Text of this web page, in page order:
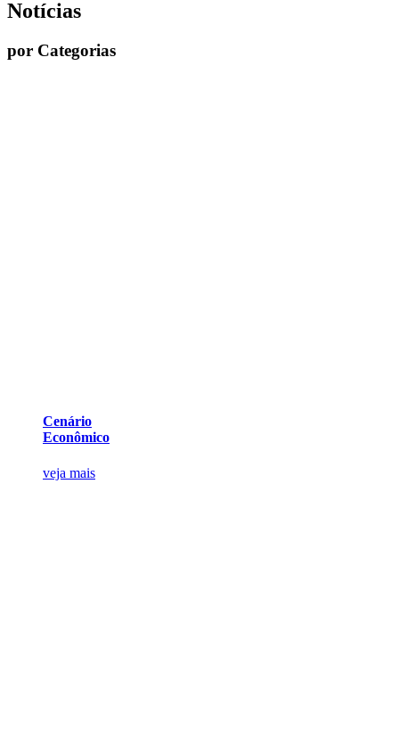
Notícias
por Categorias
Cenário
Econômico
veja mais